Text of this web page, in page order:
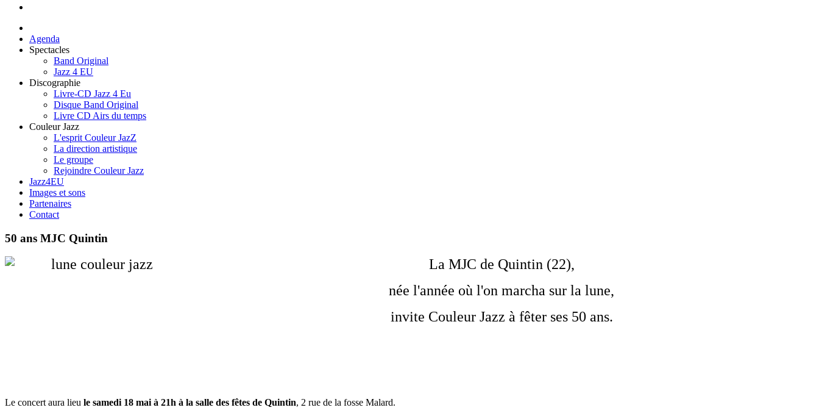
Agenda
Spectacles
Band Original
Jazz 4 EU
Discographie
Livre-CD Jazz 4 Eu
Disque Band Original
Livre CD Airs du temps
Couleur Jazz
L'esprit Couleur JazZ
La direction artistique
Le groupe
Rejoindre Couleur Jazz
Jazz4EU
Images et sons
Partenaires
Contact
50 ans MJC Quintin
La MJC de Quintin (22),
née l'année où l'on marcha sur la lune,
invite Couleur Jazz à fêter ses 50 ans.
Le concert aura lieu le samedi 18 mai à 21h à la salle des fêtes de Quintin, 2 rue de la fosse Malard.